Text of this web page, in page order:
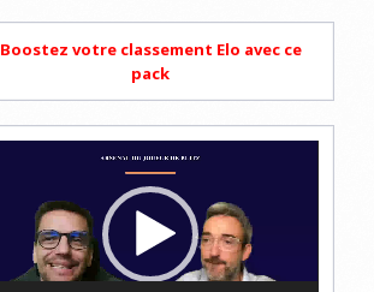
Boostez votre classement Elo avec ce
pack